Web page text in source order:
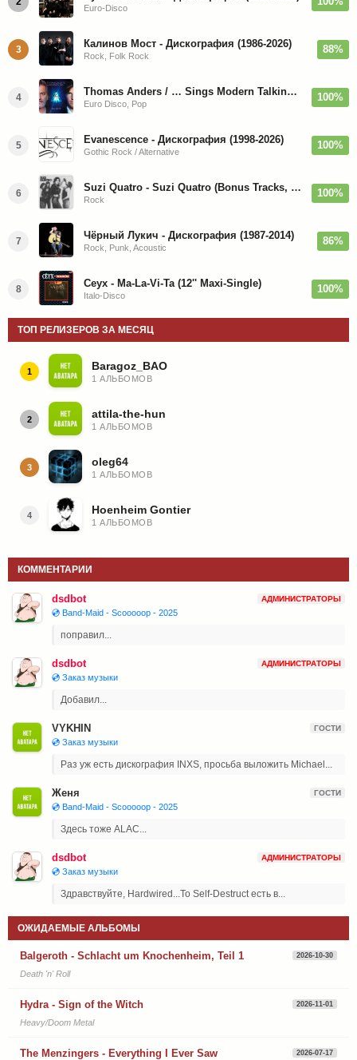
Euro-Disco
3 Калинов Мост - Дискография (1986-2026)
Rock, Folk Rock
88%
4 Thomas Anders / … Sings Modern Talking: The Best hi-res
Euro Disco, Pop
100%
5 Evanescence - Дискография (1998-2026)
Gothic Rock / Alternative
100%
6 Suzi Quatro - Suzi Quatro (Bonus Tracks, Remaster) 1973/2022
Rock
100%
7 Чёрный Лукич - Дискография (1987-2014)
Rock, Punk, Acoustic
86%
8 Ceyx - Ma-La-Vi-Ta (12'' Maxi-Single)
Italo-Disco
100%
ТОП РЕЛИЗЕРОВ ЗА МЕСЯЦ
1 Baragoz_BAO
1 АЛЬБОМОВ
2 attila-the-hun
1 АЛЬБОМОВ
3 oleg64
1 АЛЬБОМОВ
4 Hoenheim Gontier
1 АЛЬБОМОВ
КОММЕНТАРИИ
dsdbot АДМИНИСТРАТОРЫ
💿 Band-Maid - Scooooop - 2025
поправил...
dsdbot АДМИНИСТРАТОРЫ
💿 Заказ музыки
Добавил...
VYKHIN ГОСТИ
💿 Заказ музыки
Раз уж есть дискография INXS, просьба выложить Michael...
Женя ГОСТИ
💿 Band-Maid - Scooooop - 2025
Здесь тоже ALAC...
dsdbot АДМИНИСТРАТОРЫ
💿 Заказ музыки
Здравствуйте, Hardwired...To Self-Destruct есть в...
ОЖИДАЕМЫЕ АЛЬБОМЫ
Balgeroth - Schlacht um Knochenheim, Teil 1 2026-10-30
Death 'n' Roll
Hydra - Sign of the Witch 2026-11-01
Heavy/Doom Metal
The Menzingers - Everything I Ever Saw 2026-07-17